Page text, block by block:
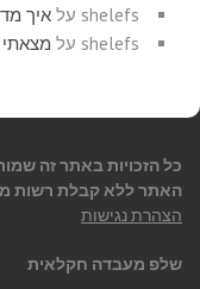
shelefs על איך
shelefs על
כל הזכויות באתר זה
האתר ללא קבלת רשות
הצהרת נגישות
שלפ מעבדה חקלאית